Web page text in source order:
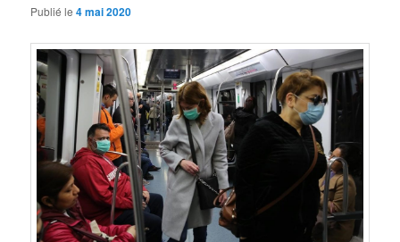
Publié le4 mai 2020